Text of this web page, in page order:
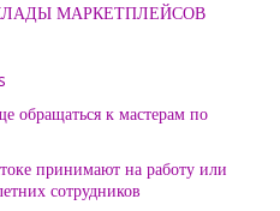
МАРКЕТПЛЕЙСОВ
обращаться к мастерам по
принимают на работу или
сотрудников